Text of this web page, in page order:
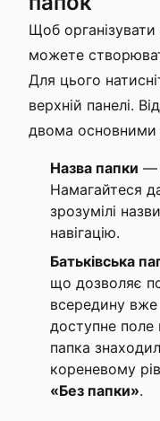
Щоб
можете
Для цього
верхній панелі.
двома
Назва папки —
Намагайтеся
зрозумілі
навігацію.
Батьківська
що дозволяє
всередину вже
доступне
папка
кореневому
«Без папки».